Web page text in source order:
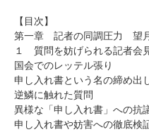
【目次】
第一章 記者の同調圧力 望
１ 質問を妨げられる記者会
国会でのレッテル張り
申し入れ書という名の締め出
逆鱗に触れた質問
異様な「申し入れ書」への抗
申し入れ書や妨害への徹底検